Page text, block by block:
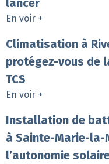
En voir +
Climatisation à
protégez-vous de
TCS
En voir +
Installation de
à Sainte-Marie-la-
l’autonomie